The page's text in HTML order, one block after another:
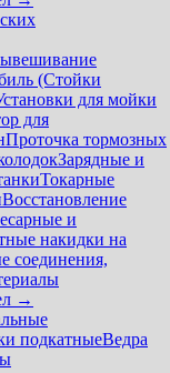
(Стойки
для мойки
для
Проточка тормозных
Зарядные и
Токарные
Восстановление
и
накидки на
соединения,
→
подкатныеВедра